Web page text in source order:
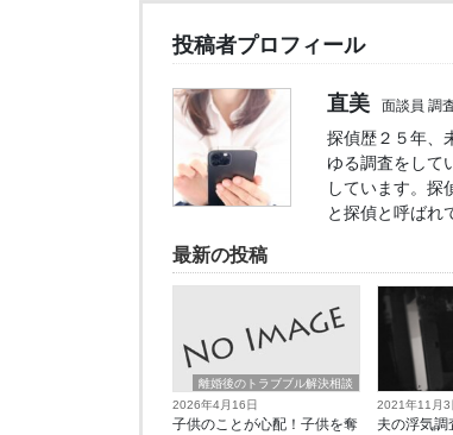
投稿者プロフィール
直美 面談員 調
探偵歴２５年、
ゆる調査をして
しています。探
と探偵と呼ばれ
最新の投稿
離婚後のトラブブル解決相談
2026年4月16日
子供のことが心配！子供を奪
2021年11月3
夫の浮気調